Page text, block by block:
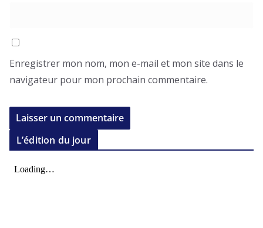
Enregistrer mon nom, mon e-mail et mon site dans le
navigateur pour mon prochain commentaire.
L’édition du jour